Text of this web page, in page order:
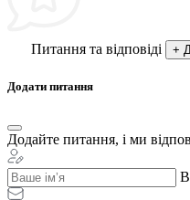
Питання та відповіді +
Додати питання
Додайте питання, і ми